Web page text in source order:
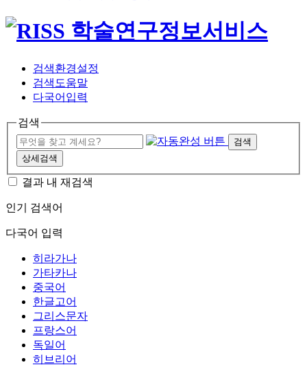
검색환경설정
검색도움말
다국어입력
검색
검색
상세검색
결과 내 재검색
인기 검색어
다국어 입력
히라가나
가타카나
중국어
한글고어
그리스문자
프랑스어
독일어
히브리어